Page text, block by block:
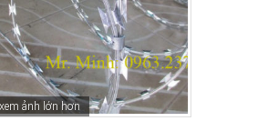
ảnh lớn hơn